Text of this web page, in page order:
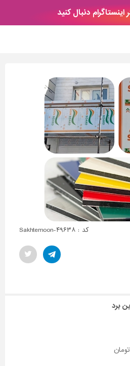
اینستاگرام دنبال کنید
کد : Sakhtemoon-۴۹۶۳۸
برد